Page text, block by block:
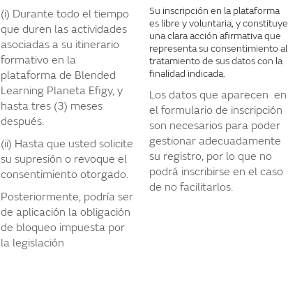
(i) Durante todo el tiempo
que duren las actividades
asociadas a su itinerario
formativo en la
plataforma de Blended
Learning Planeta Efigy, y
hasta tres (3) meses
después.
(ii) Hasta que usted solicite
su supresión o revoque el
consentimiento otorgado.
Posteriormente, podría ser
de aplicación la obligación
de bloqueo impuesta por
la legislación
Su inscripción en la plataforma
es libre y voluntaria, y constituye
una clara acción afirmativa que
representa su consentimiento al
tratamiento de sus datos con la
finalidad indicada.
Los datos que aparecen en
el formulario de inscripción
son necesarios para poder
gestionar adecuadamente
su registro, por lo que no
podrá inscribirse en el caso
de no facilitarlos.